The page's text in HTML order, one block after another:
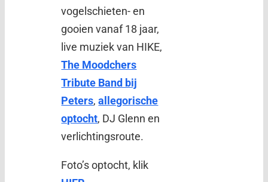
vogelschieten- en
gooien vanaf 18 jaar,
live muziek van HIKE,
The Moodchers
Tribute Band bij
Peters,allegorische
optocht, DJ Glenn en
verlichtingsroute.
Foto’s optocht, klik